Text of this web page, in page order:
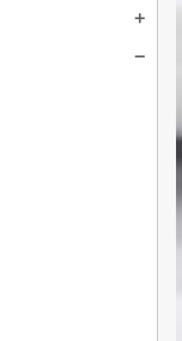
add
remove